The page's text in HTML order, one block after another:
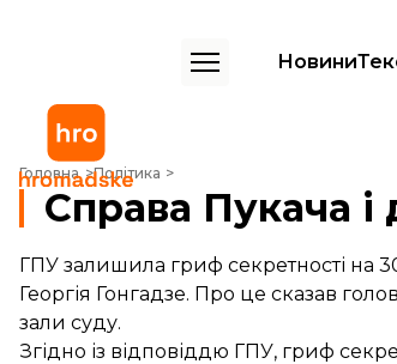
Новини
Головна Політика
Справа Пукача і досі під грифом "таємно"
Справа Пукача
ГПУ залишила гриф секретності на
Георгія Гонгадзе. Про це сказав
зали суду.
Згідно із відповіддю ГПУ, гриф